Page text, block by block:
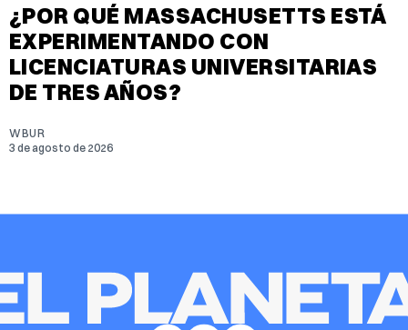
¿POR QUÉ MASSACHUSETTS ESTÁ
EXPERIMENTANDO CON
LICENCIATURAS UNIVERSITARIAS
DE TRES AÑOS?
WBUR
3 de agosto de 2026